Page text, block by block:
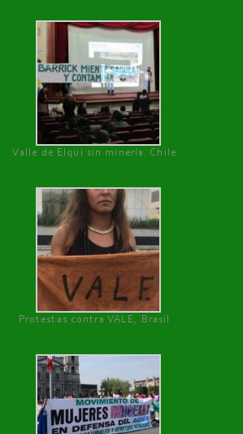
Valle de Elqui sin minería. Chile
Protestas contra VALE, Brasil